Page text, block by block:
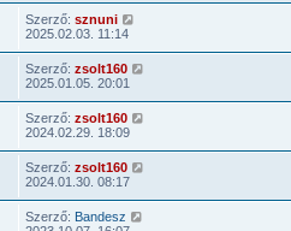
Szerző: sznuni
2025.02.03. 11:14
Szerző: zsolt160
2025.01.05. 20:01
Szerző: zsolt160
2024.02.29. 18:09
Szerző: zsolt160
2024.01.30. 08:17
Szerző: Bandesz